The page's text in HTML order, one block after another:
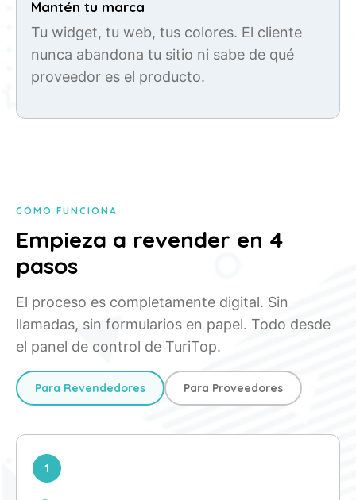
Mantén tu marca
Tu widget, tu web, tus colores. El cliente
nunca abandona tu sitio ni sabe de qué
proveedor es el producto.
CÓMO FUNCIONA
Empieza a revender en 4
pasos
El proceso es completamente digital. Sin
llamadas, sin formularios en papel. Todo desde
el panel de control de TuriTop.
Para Revendedores Para Proveedores
1